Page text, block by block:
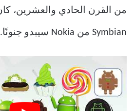
من القرن الحادي والعشرين،
Symbian من Nokia سيبدو جنونًا.